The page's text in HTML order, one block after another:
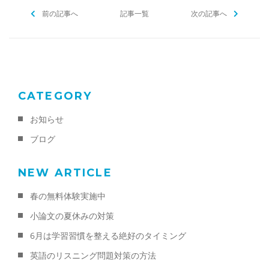
前の記事へ 記事一覧 次の記事へ
CATEGORY
お知らせ
ブログ
NEW ARTICLE
春の無料体験実施中
小論文の夏休みの対策
6月は学習習慣を整える絶好のタイミング
英語のリスニング問題対策の方法